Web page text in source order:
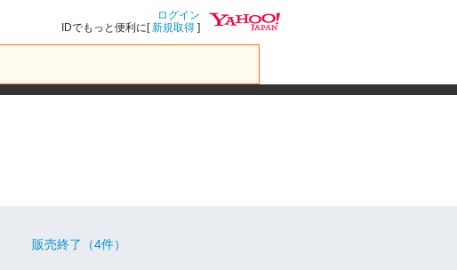
ログイン
IDでもっと便利に[新規取得 ]
販売終了（4件）